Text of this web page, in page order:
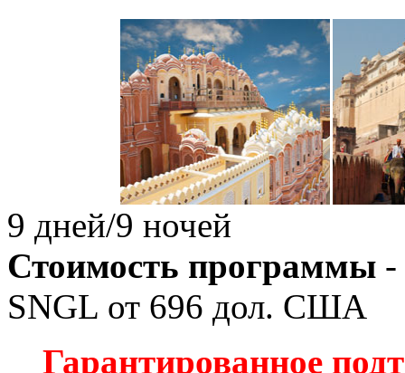
9 дней/9 ночей
Стоимость программы -
SNGL от 696 дол. США
Гарантированное